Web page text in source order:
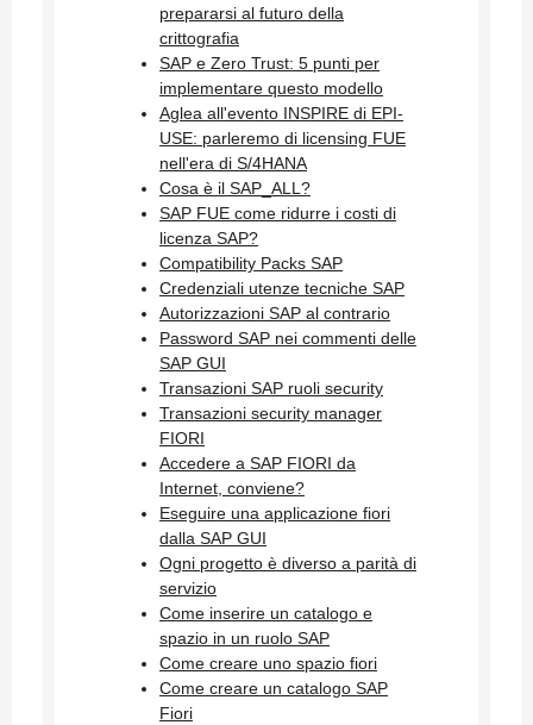
prepararsi al futuro della
crittografia
SAP e Zero Trust: 5 punti per
implementare questo modello
Aglea all'evento INSPIRE di EPI-
USE: parleremo di licensing FUE
nell'era di S/4HANA
Cosa è il SAP_ALL?
SAP FUE come ridurre i costi di
licenza SAP?
Compatibility Packs SAP
Credenziali utenze tecniche SAP
Autorizzazioni SAP al contrario
Password SAP nei commenti delle
SAP GUI
Transazioni SAP ruoli security
Transazioni security manager
FIORI
Accedere a SAP FIORI da
Internet, conviene?
Eseguire una applicazione fiori
dalla SAP GUI
Ogni progetto è diverso a parità di
servizio
Come inserire un catalogo e
spazio in un ruolo SAP
Come creare uno spazio fiori
Come creare un catalogo SAP
Fiori